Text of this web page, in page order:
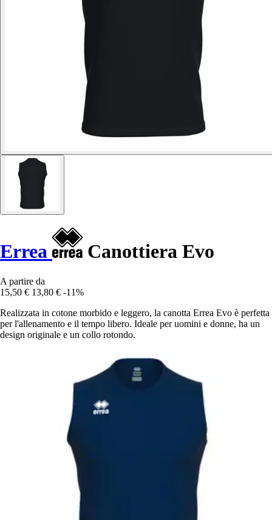
Errea Canottiera Evo
A partire da
15,50 € 13,80 € -11%
Realizzata in cotone morbido e leggero, la canotta Errea Evo è perfetta
per l'allenamento e il tempo libero. Ideale per uomini e donne, ha un
design originale e un collo rotondo.